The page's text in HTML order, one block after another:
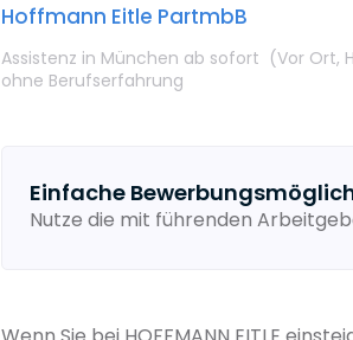
Hoffmann Eitle PartmbB
Assistenz in München ab sofort (Vor Ort,
ohne Berufserfahrung
Einfache
Nutze die mit führenden